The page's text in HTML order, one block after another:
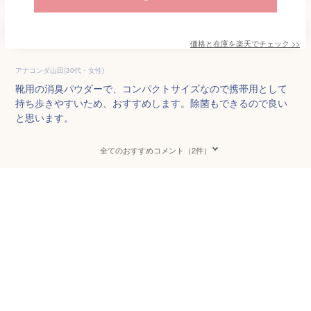
価格と在庫を楽天でチェック >>
アナコンダ山田(30代・女性)
靴用の消臭パウダーで、コンパクトサイズなので携帯用として
持ち歩きやすいため、おすすめします。除菌もできるので良い
と思います。
全てのおすすめコメント（2件）